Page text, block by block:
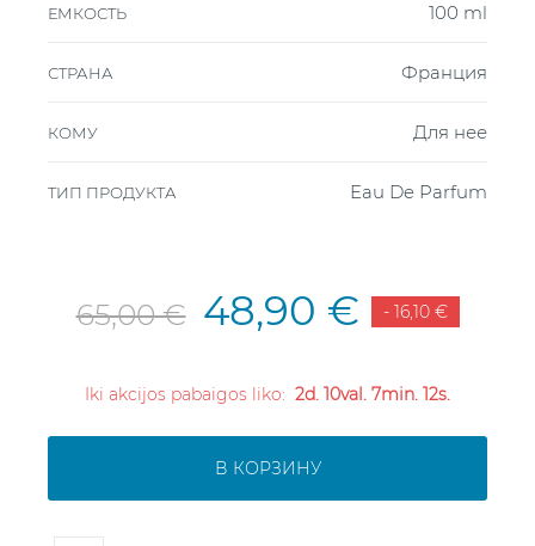
ЕМКОСТЬ 100 ml
СТРАНА Франция
КОМУ Для нее
ТИП ПРОДУКТА Eau De Parfum
65,00 € 48,90 € - 16,10 €
Iki akcijos pabaigos liko:2d. 10val. 7min. 11s.
В КОРЗИНУ